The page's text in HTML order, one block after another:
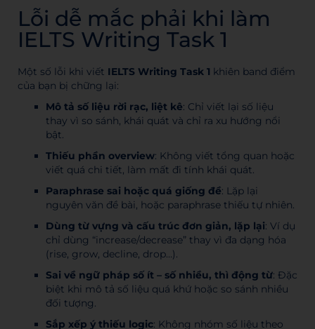
Lỗi dễ mắc phải khi làm
IELTS Writing Task 1
Một số lỗi khi viết IELTS Writing Task 1 khiên band điểm
của bạn bị chững lại:
Mô tả số liệu rời rạc, liệt kê: Chỉ viết lại số liệu
thay vì so sánh, khái quát và chỉ ra xu hướng nổi
bật.
Thiếu phần overview: Không viết tổng quan hoặc
viết quá chi tiết, làm mất đi tính khái quát.
Paraphrase sai hoặc quá giống đề: Lặp lại
nguyên văn đề bài, hoặc paraphrase thiếu tự nhiên.
Dùng từ vựng và cấu trúc đơn giản, lặp lại: Ví dụ
chỉ dùng “increase/decrease” thay vì đa dạng hóa
(rise, grow, decline, drop…).
Sai về ngữ pháp số ít – số nhiều, thì động từ: Đặc
biệt khi mô tả số liệu quá khứ hoặc so sánh nhiều
đối tượng.
Sắp xếp ý thiếu logic: Không nhóm số liệu theo